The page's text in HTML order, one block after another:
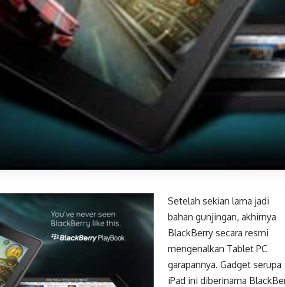
Setelah sekian lama jadi
bahan gunjingan, akhirnya
BlackBerry secara resmi
mengenalkan Tablet PC
garapannya. Gadget serupa
iPad ini diberinama